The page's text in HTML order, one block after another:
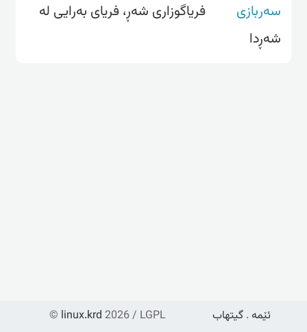
سەربازی
فریاگوزاری شەڕ، فریای بەرایی لە
شەڕدا
© linux.krd 2026 / LGPL ئێمە . گیتهاب